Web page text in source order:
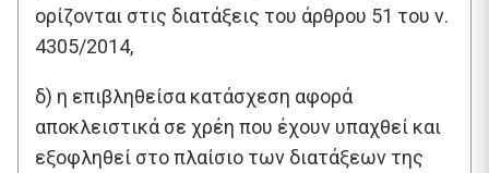
ορίζονται στις διατάξεις του άρθρου 51 του ν.
4305/2014,
δ) η επιβληθείσα κατάσχεση αφορά
αποκλειστικά σε χρέη που έχουν υπαχθεί και
εξοφληθεί στο πλαίσιο των διατάξεων της